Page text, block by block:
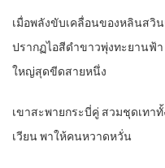
เมื่อพลังขับเคลื่อนของหลินสวิ
ปรากฏไอสีดำขาวพุ่งทะยานฟ้
ใหญ่สุดขีดสายหนึ่ง
เขาสะพายกระบี่คู่ สวมชุดเทา
เวียน พาให้คนหวาดหวั่น